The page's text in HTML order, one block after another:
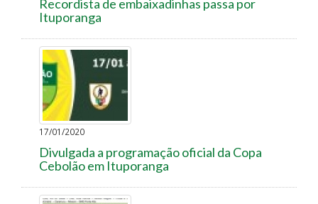
Recordista de embaixadinhas passa por
Ituporanga
17/01/2020
Divulgada a programação oficial da Copa
Cebolão em Ituporanga